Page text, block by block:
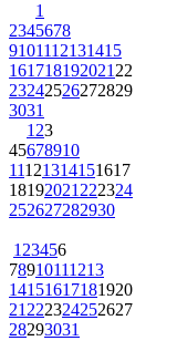
1
2345678
9101112131415
16171819202122
23242526272829
3031
123
45678910
11121314151617
18192021222324
252627282930
123456
78910111213
14151617181920
21222324252627
28293031